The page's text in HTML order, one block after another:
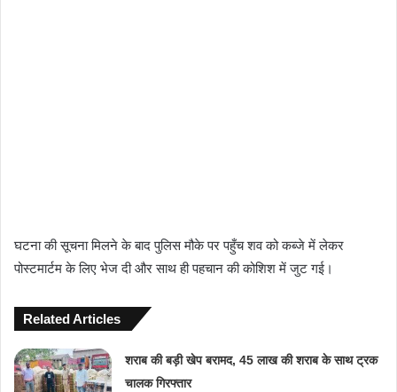
घटना की सूचना मिलने के बाद पुलिस मौके पर पहुँच शव को कब्जे में लेकर
पोस्टमार्टम के लिए भेज दी और साथ ही पहचान की कोशिश में जुट गई।
Related Articles
शराब की बड़ी खेप बरामद, 45 लाख की शराब के साथ ट्रक
चालक गिरफ्तार